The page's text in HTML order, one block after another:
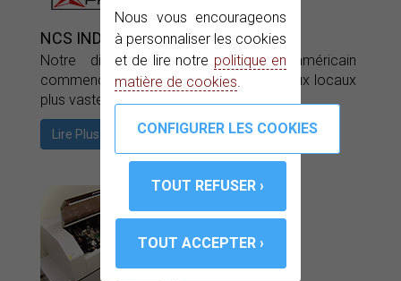
Nous vous encourageons
à personnaliser les cookies
et de lire notre politique en
matière de cookies.
NCS INDUSTRIES INC
Notre distributeur sur le marché américain
commence à travailler dans ses nouveaux locaux
plus vastes à Wasminster, PA.
Lire Plus